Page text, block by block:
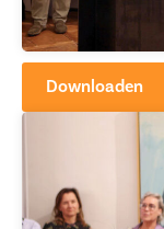
Downloaden